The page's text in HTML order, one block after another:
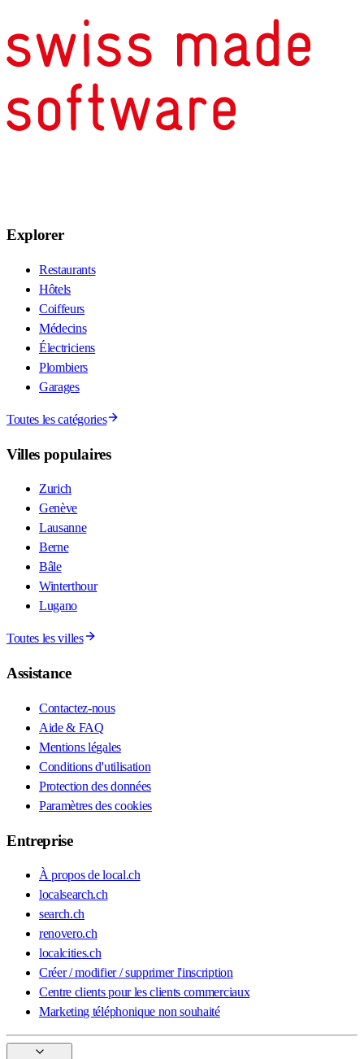
Explorer
Restaurants
Hôtels
Coiffeurs
Médecins
Électriciens
Plombiers
Garages
Toutes les catégories
Villes populaires
Zurich
Genève
Lausanne
Berne
Bâle
Winterthour
Lugano
Toutes les villes
Assistance
Contactez-nous
Aide & FAQ
Mentions légales
Conditions d'utilisation
Protection des données
Paramètres des cookies
Entreprise
À propos de local.ch
localsearch.ch
search.ch
renovero.ch
localcities.ch
Créer / modifier / supprimer l'inscription
Centre clients pour les clients commerciaux
Marketing téléphonique non souhaité